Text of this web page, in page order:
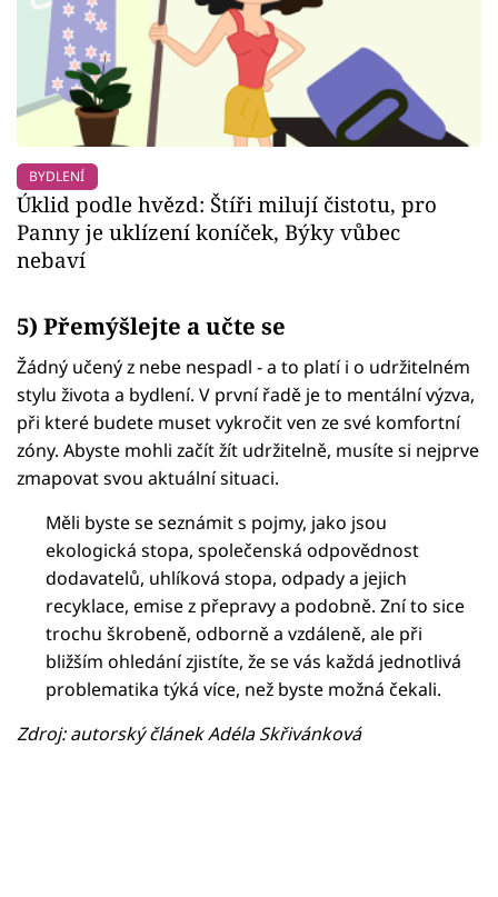
BYDLENÍ
Úklid podle hvězd: Štíři milují čistotu, pro
Panny je uklízení koníček, Býky vůbec
nebaví
5) Přemýšlejte a učte se
Žádný učený z nebe nespadl - a to platí i o udržitelném
stylu života a bydlení. V první řadě je to mentální výzva,
při které budete muset vykročit ven ze své komfortní
zóny. Abyste mohli začít žít udržitelně, musíte si nejprve
zmapovat svou aktuální situaci.
Měli byste se seznámit s pojmy, jako jsou
ekologická stopa, společenská odpovědnost
dodavatelů, uhlíková stopa, odpady a jejich
recyklace, emise z přepravy a podobně. Zní to sice
trochu škrobeně, odborně a vzdáleně, ale při
bližším ohledání zjistíte, že se vás každá jednotlivá
problematika týká více, než byste možná čekali.
Zdroj: autorský článek Adéla Skřivánková